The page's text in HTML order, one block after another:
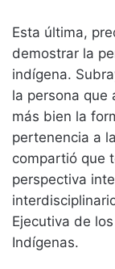
Esta última,
demostrar la
indígena.
la persona que
más bien la
pertenencia a
compartió que
perspectiva
Ejecutiva de
Indígenas.